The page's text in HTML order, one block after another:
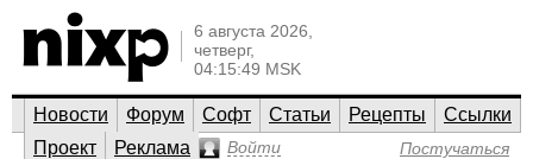
6 августа 2026,
четверг,
04:15:49 MSK
Новости Форум Софт Статьи Рецепты
Ссылки
Проект
Реклама Войти Постучаться